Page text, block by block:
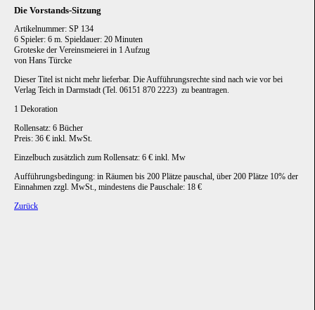
Die Vorstands-Sitzung
Artikelnummer: SP 134
6 Spieler: 6 m. Spieldauer: 20 Minuten
Groteske der Vereinsmeierei in 1 Aufzug
von Hans Türcke
Dieser Titel ist nicht mehr lieferbar. Die Aufführungsrechte sind nach wie vor bei
Verlag Teich in Darmstadt (Tel. 06151 870 2223) zu beantragen.
1 Dekoration
Rollensatz: 6 Bücher
Preis: 36 € inkl. MwSt.
Einzelbuch zusätzlich zum Rollensatz: 6 € inkl. Mw
Aufführungsbedingung: in Räumen bis 200 Plätze pauschal, über 200 Plätze 10% der
Einnahmen zzgl. MwSt., mindestens die Pauschale: 18 €
Zurück